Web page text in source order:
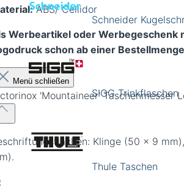
Schneider
SIGG Trinkflaschen
Thule Taschen
ABS/Cellidor
Werbeartikel oder Werbegeschenk
schon ab einer
Menü schließen
'Mountaineer' Taschenmesser
Klinge (50 x 9